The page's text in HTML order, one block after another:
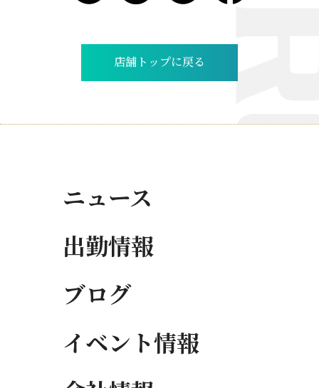
店舗トップに戻る
ニュース
出勤情報
ブログ
イベント情報